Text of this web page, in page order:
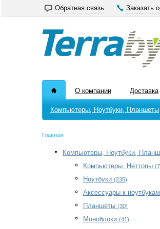
Обратная связь Заказать
О компании Доставка
Компьютеры, Ноутбуки, Планшеты
Главная
Компьютеры, Ноутбуки,
Компьютеры, Неттопы
Ноутбуки (235)
Аксессуары к ноутбукам
Планшеты (30)
Моноблоки (41)